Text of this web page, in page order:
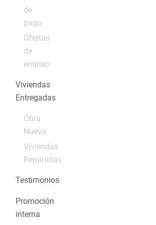
de
pago
Ofertas
de
empleo
Viviendas
Entregadas
Obra
Nueva
Viviendas
Reparadas
Testimonios
Promoción
interna